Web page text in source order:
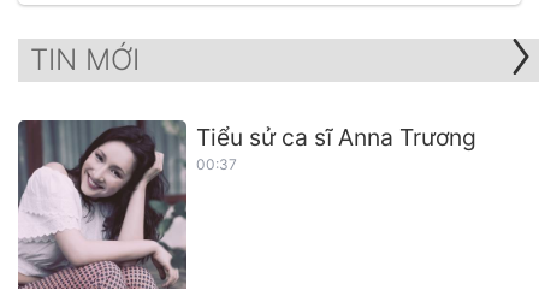
TIN MỚI
Tiểu sử ca sĩ Anna Trương
00:37